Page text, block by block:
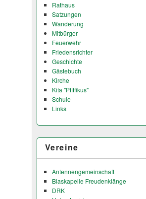
Rathaus
Satzungen
Wanderung
Mitbürger
Feuerwehr
Friedensrichter
Geschichte
Gästebuch
Kirche
Kita "Pfiffikus"
Schule
Links
Vereine
Antennengemeinschaft
Blaskapelle Freudenklänge
DRK